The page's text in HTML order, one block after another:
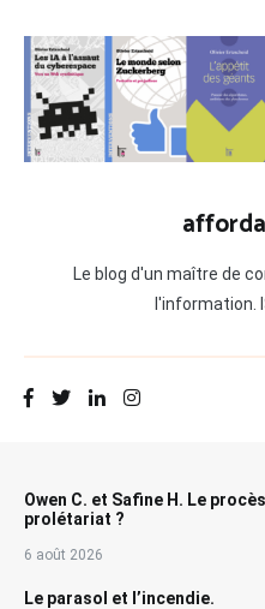
contenu
Le blog d'un maître de
l'information.
Owen C. et Safine H. Le
prolétariat ?
6 août 2026
Le parasol et l’incendie.